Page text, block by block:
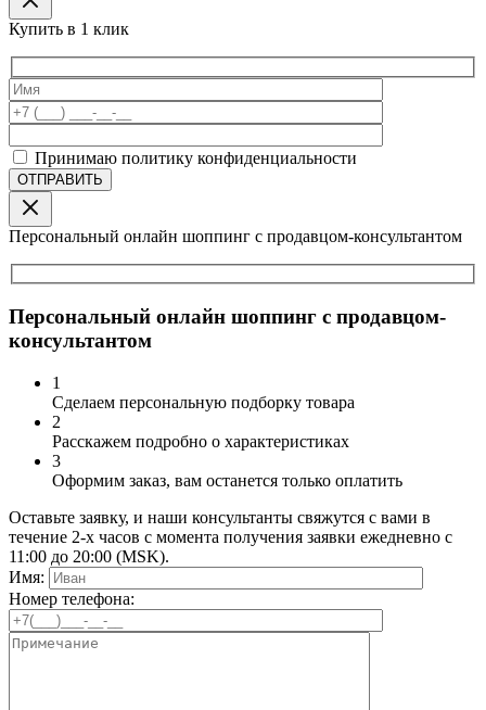
Купить в 1 клик
Принимаю политику конфиденциальности
Персональный онлайн шоппинг с продавцом-консультантом
Персональный онлайн шоппинг с продавцом-
консультантом
1
Сделаем персональную подборку товара
2
Расскажем подробно о характеристиках
3
Оформим заказ, вам останется только оплатить
Оставьте заявку, и наши консультанты свяжутся с вами в
течение 2-х часов с момента получения заявки ежедневно с
11:00 до 20:00 (MSK).
Имя:
Номер телефона: